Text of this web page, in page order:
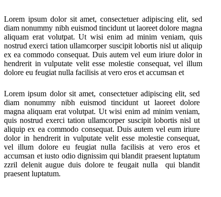
Lorem ipsum dolor sit amet, consectetuer adipiscing elit, sed
diam nonummy nibh euismod tincidunt ut laoreet dolore magna
aliquam erat volutpat. Ut wisi enim ad minim veniam, quis
nostrud exerci tation ullamcorper suscipit lobortis nisl ut aliquip
ex ea commodo consequat. Duis autem vel eum iriure dolor in
hendrerit in vulputate velit esse molestie consequat, vel illum
dolore eu feugiat nulla facilisis at vero eros et accumsan et
Lorem ipsum dolor sit amet, consectetuer adipiscing elit, sed
diam nonummy nibh euismod tincidunt ut laoreet dolore
magna aliquam erat volutpat. Ut wisi enim ad minim veniam,
quis nostrud exerci tation ullamcorper suscipit lobortis nisl ut
aliquip ex ea commodo consequat. Duis autem vel eum iriure
dolor in hendrerit in vulputate velit esse molestie consequat,
vel illum dolore eu feugiat nulla facilisis at vero eros et
accumsan et iusto odio dignissim qui blandit praesent luptatum
zzril delenit augue duis dolore te feugait nulla qui blandit
praesent luptatum.